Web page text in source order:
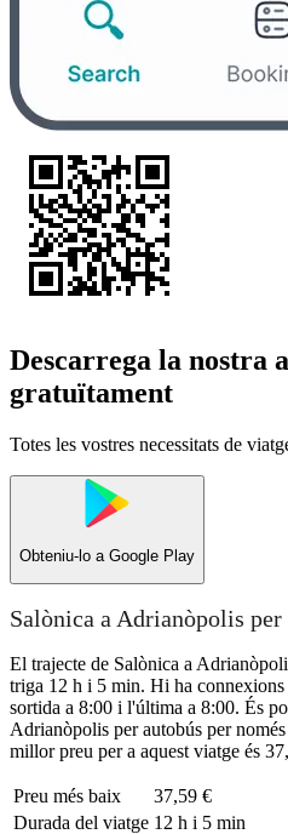
Descarrega la nostra
gratuïtament
Totes les vostres necessitats de
Obteniu-lo a Google Play
Salònica a Adrianòpolis per
El trajecte de Salònica a
triga 12 h i 5 min. Hi ha
sortida a 8:00 i l'última a 8:00. És
Adrianòpolis per autobús per
millor preu per a aquest viatge és
Preu més baix
37,59 €
Durada del viatge 12 h i 5 min